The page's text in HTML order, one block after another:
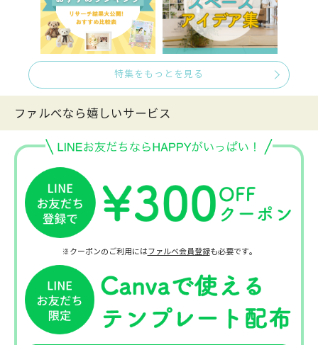
特集をもっとを見る
ファルべなら嬉しいサービス
※クーポンのご利用にはファルベ会員登録も必要です。